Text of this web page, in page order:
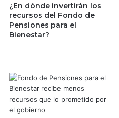
¿En dónde invertirán los
recursos del Fondo de
Pensiones para el
Bienestar?